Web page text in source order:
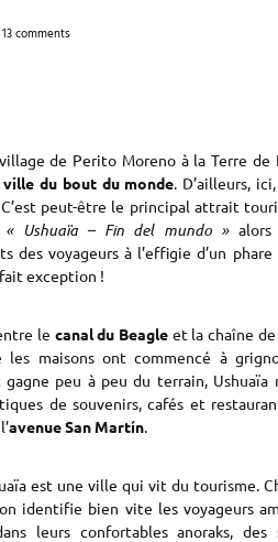
13 comments
de Perito Moreno à la Terre de
ville du bout du monde. D’ailleurs,
peut-être le principal attrait
« Ushuaïa – Fin del mundo »alors
des voyageurs à l’effigie d’un
fait exception !
le canal du Beagle et la chaîne
les maisons ont commencé à
gagne peu à peu du terrain,
de souvenirs, cafés et
avenue San Martín.
est une ville qui vit du tourisme.
identifie bien vite les voyageurs
leurs confortables anoraks,